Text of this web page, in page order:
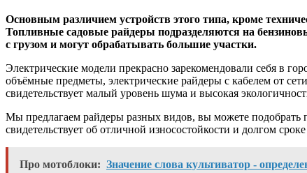
Основным различием устройств этого типа, кроме
Топливные садовые райдеры подразделяются на
с грузом и могут обрабатывать большие участки.
Электрические модели прекрасно зарекомендовали себя в
объёмные предметы, электрические райдеры с кабелем от
свидетельствует малый уровень шума и высокая
Мы предлагаем райдеры разных видов, вы можете подобрать
свидетельствует об отличной износостойкости и долгом
Про мотоблоки: Значение слова культиватор -